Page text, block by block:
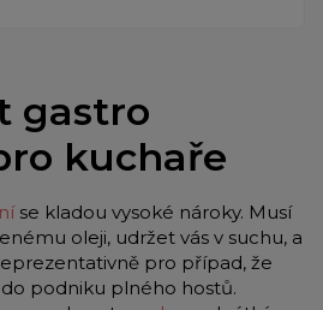
gastro
kuchaře
se kladou vysoké nároky. Musí
oleji, udržet vás v suchu, a
pro případ, že
podniku plného hostů.